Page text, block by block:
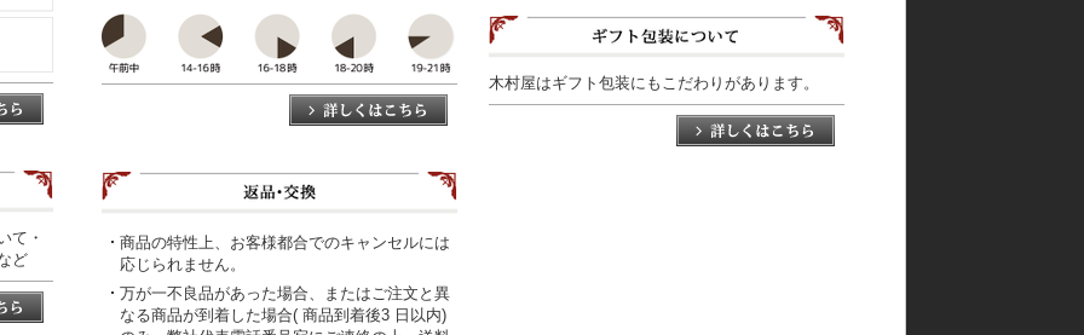
て・
ど
商品の特性上、お客様都合でのキャンセルには
応じられません。
万が一不良品があった場合、またはご注文と異
なる商品が到着した場合( 商品到着後3 日以内)
木村屋はギフト包装にもこだわりがあります。